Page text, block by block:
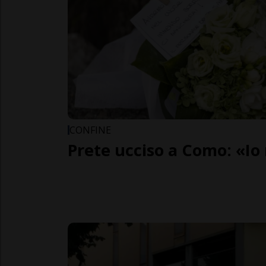
CONFINE
Prete ucciso a Como: